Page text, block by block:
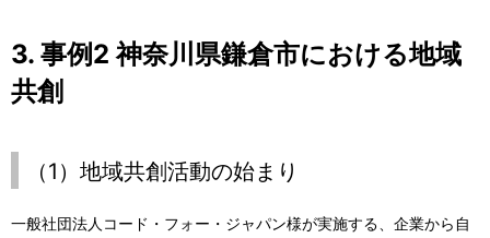
3. 事例2 神奈川県鎌倉市における地域
共創
（1）地域共創活動の始まり
一般社団法人コード・フォー・ジャパン様が実施する、企業から自